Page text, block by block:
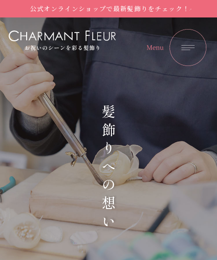
公式オンラインショップで最新髪飾りをチェック！
髪飾りへの想い